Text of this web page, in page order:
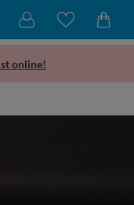
online!